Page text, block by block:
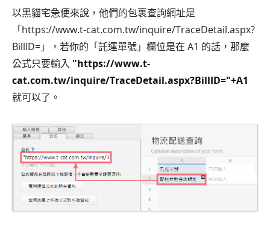
以黑貓宅急便來說，他們的包裹查詢網址是
「https://www.t-cat.com.tw/inquire/TraceDetail.aspx?
BillID=」，若你的「託運單號」欄位是在 A1 的話，那麼
公式只要輸入 "https://www.t-
cat.com.tw/inquire/TraceDetail.aspx?BillID="+A1
就可以了。